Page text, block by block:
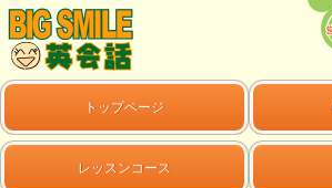
トップページ
レッスンコース